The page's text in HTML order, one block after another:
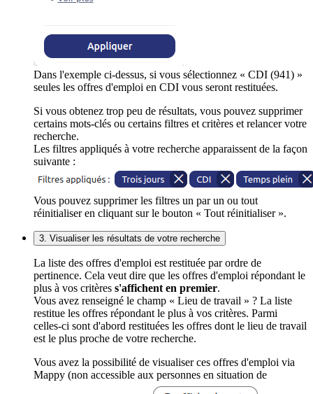
Dans l'exemple ci-dessus, si vous sélectionnez « CDI (941) »
seules les offres d'emploi en CDI vous seront restituées.
Si vous obtenez trop peu de résultats, vous pouvez supprimer
certains mots-clés ou certains filtres et critères et relancer votre
recherche.
Les filtres appliqués à votre recherche apparaissent de la façon
suivante :
Vous pouvez supprimer les filtres un par un ou tout
réinitialiser en cliquant sur le bouton « Tout réinitialiser ».
3. Visualiser les résultats de votre recherche
La liste des offres d'emploi est restituée par ordre de
pertinence. Cela veut dire que les offres d'emploi répondant le
plus à vos critères s'affichent en premier.
Vous avez renseigné le champ « Lieu de travail » ? La liste
restitue les offres répondant le plus à vos critères. Parmi
celles-ci sont d'abord restituées les offres dont le lieu de travail
est le plus proche de votre recherche.
Vous avez la possibilité de visualiser ces offres d'emploi via
Mappy (non accessible aux personnes en situation de